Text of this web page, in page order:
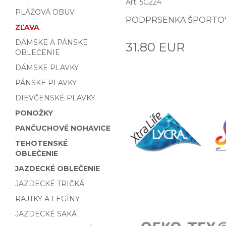
PLÁŽOVÁ OBUV
ZĽAVA
DÁMSKE A PÁNSKE
OBLEČENIE
DÁMSKE PLAVKY
PÁNSKE PLAVKY
DIEVČENSKÉ PLAVKY
PONOŽKY
PANČUCHOVÉ NOHAVICE
TEHOTENSKÉ
OBLEČENIE
JAZDECKÉ OBLEČENIE
JAZDECKÉ TRIČKÁ
RAJTKY A LEGÍNY
JAZDECKÉ SAKÁ
Art: 5G224
PODPRSENKA
31.80 EUR